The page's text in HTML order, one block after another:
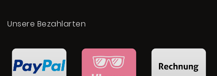
Unsere Bezahlarten